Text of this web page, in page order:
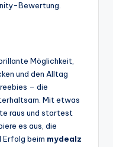
Bewertung.
Möglichkeit,
und den Alltag
– die
Mit etwas
raus und startest
es aus, die
beim mydealz